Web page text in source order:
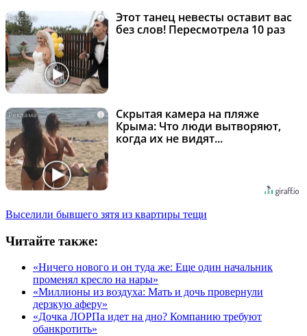
i
Этот танец невесты оставит вас
без слов! Пересмотрела 10 раз
i
Скрытая камера на пляже
Крыма: Что люди вытворяют,
когда их не видят...
Выселили бывшего зятя из квартиры тещи
Читайте также:
«Ничего нового и он туда же: Еще один начальник
променял кресло на нары»
«Миллионы из воздуха: Мать и дочь провернули
дерзкую аферу»
«Дочка ЛОРПа идет на дно? Компанию требуют
обанкротить»